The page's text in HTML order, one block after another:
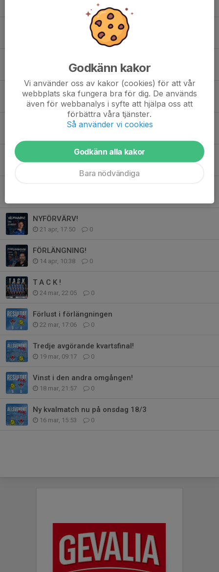
25 maj, 08:29 0
NYFÖRVÄRV!
20 maj, 22:28 0
NYFÖRVÄRV!
En till förlängning!
NYFÖRVÄRV!
21 apr, 17:50 0
FÖRLÄNGNING!
14 apr, 10:38 0
T A C K !
24 mar, 22:05 0
Förlust i förlängningen
22 mar, 17:06 0
Tredje avgörande kvartsfinal!
19 mar, 09:17 0
Vinst i den andra omgången!
18 mar, 21:57 0
Ny kvalmatch nu på onsdag 18/3
16 mar, 15:53 0
Godkänn kakor
Vi använder oss av kakor (cookies) för att vår
webbplats ska fungera bra för dig. De används
även för webbanalys i syfte att hjälpa oss att
förbättra våra tjänster.
Så använder vi cookies
Godkänn alla kakor
Bara nödvändiga